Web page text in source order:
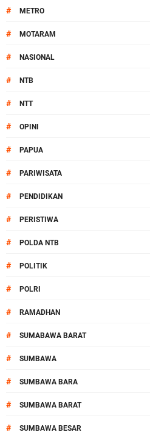
# METRO
# MOTARAM
# NASIONAL
# NTB
# NTT
# OPINI
# PAPUA
# PARIWISATA
# PENDIDIKAN
# PERISTIWA
# POLDA NTB
# POLITIK
# POLRI
# RAMADHAN
# SUMABAWA BARAT
# SUMBAWA
# SUMBAWA BARA
# SUMBAWA BARAT
# SUMBAWA BESAR